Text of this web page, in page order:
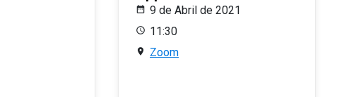
9 de Abril de 2021
11:30
Zoom